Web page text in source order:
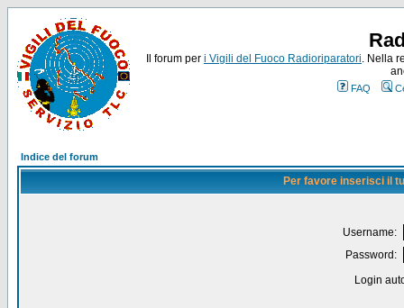
Il forum per i Vigili del Fuoco Radioriparatori. Nella
FAQ
Indice del forum
Per favore inserisci il
Username:
Password:
Login